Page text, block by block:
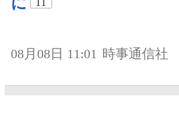
08月08日 11:01 時事通信社